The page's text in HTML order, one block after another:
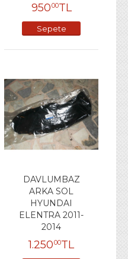
95000TL
Sepete
DAVLUMBAZ
ARKA SOL
HYUNDAI
ELENTRA 2011-
2014
1.25000TL